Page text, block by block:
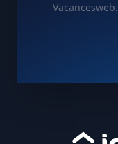
Vacancesweb.